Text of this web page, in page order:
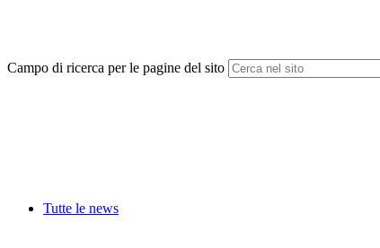
Campo di ricerca per le pagine del sito
Tutte le news